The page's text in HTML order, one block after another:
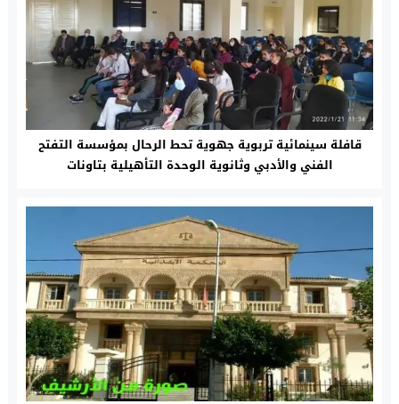
قافلة سينمائية تربوية جهوية تحط الرحال بمؤسسة التفتح
الفني والأدبي وثانوية الوحدة التأهيلية بتاونات